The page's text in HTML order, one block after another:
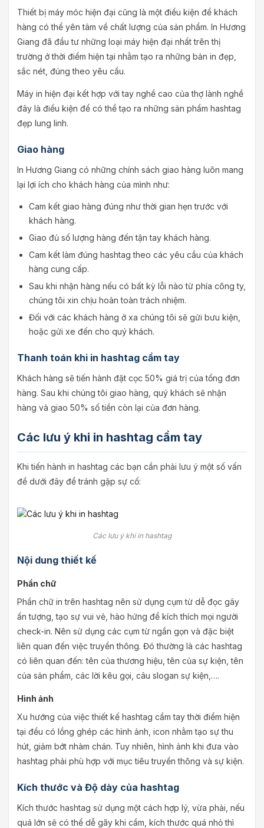
Thiết bị máy móc hiện đại cũng là một điều kiện để khách
hàng có thể yên tâm về chất lượng của sản phẩm. In Hương
Giang đã đầu tư những loại máy hiện đại nhất trên thị
trường ở thời điểm hiện tại nhằm tạo ra những bản in đẹp,
sắc nét, đúng theo yêu cầu.
Máy in hiện đại kết hợp với tay nghề cao của thợ lành nghề
đây là điều kiện để có thể tạo ra những sản phẩm hashtag
đẹp lung linh.
Giao hàng
In Hương Giang có những chính sách giao hàng luôn mang
lại lợi ích cho khách hàng của mình như:
Cam kết giao hàng đúng như thời gian hẹn trước với
khách hàng.
Giao đủ số lượng hàng đến tận tay khách hàng.
Cam kết làm đúng hashtag theo các yêu cầu của khách
hàng cung cấp.
Sau khi nhận hàng nếu có bất kỳ lỗi nào từ phía công ty,
chúng tôi xin chịu hoàn toàn trách nhiệm.
Đối với các khách hàng ở xa chúng tôi sẽ gửi bưu kiện,
hoặc gửi xe đến cho quý khách.
Thanh toán khi in hashtag cầm tay
Khách hàng sẽ tiến hành đặt cọc 50% giá trị của tổng đơn
hàng. Sau khi chúng tôi giao hàng, quý khách sẽ nhận
hàng và giao 50% số tiền còn lại của đơn hàng.
Các lưu ý khi in hashtag cầm tay
Khi tiến hành in hashtag các bạn cần phải lưu ý một số vấn
đề dưới đây để tránh gặp sự cố:
Các lưu ý khi in hashtag
Nội dung thiết kế
Phần chữ
Phần chữ in trên hashtag nên sử dụng cụm từ dễ đọc gây
ấn tượng, tạo sự vui vẻ, hào hứng để kích thích mọi người
check-in. Nên sử dụng các cụm từ ngắn gọn và đặc biệt
liên quan đến việc truyền thông. Đó thường là các hashtag
có liên quan đến: tên của thương hiệu, tên của sự kiện, tên
của sản phẩm, các lời kêu gọi, câu slogan sự kiện,….
Hình ảnh
Xu hướng của việc thiết kế hashtag cầm tay thời điểm hiện
tại đều có lồng ghép các hình ảnh, icon nhằm tạo sự thu
hút, giảm bớt nhàm chán. Tuy nhiên, hình ảnh khi đưa vào
hashtag phải phù hợp với mục tiêu truyền thông và sự kiện.
Kích thước và Độ dày của hashtag
Kích thước hashtag sử dụng một cách hợp lý, vừa phải, nếu
quá lớn sẽ có thể dễ gãy khi cầm, kích thước quá nhỏ thì